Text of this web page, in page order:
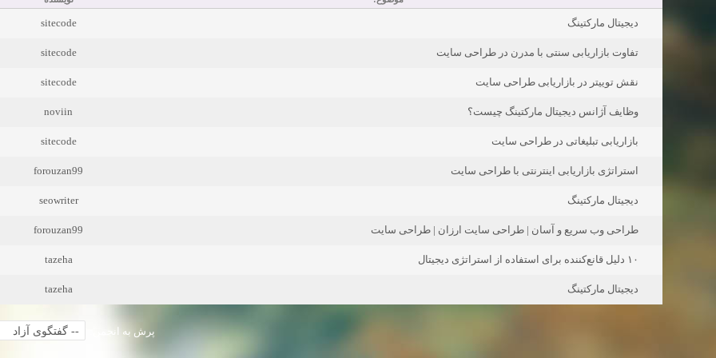
دیجیتال مارکتینگ sitecode
تفاوت بازاریابی سنتی با مدرن در طراحی سایت sitecode
نقش توییتر در بازاریابی طراحی سایت sitecode
وظایف آژانس دیجیتال مارکتینگ چیست؟ noviin
بازاریابی تبلیغاتی در طراحی سایت sitecode
استراتژی بازاریابی اینترنتی با طراحی سایت forouzan99
دیجیتال مارکتینگ seowriter
طراحی وب سریع و آسان | طراحی سایت ارزان | طراحی سایت forouzan99
۱۰ دلیل قانع‌کننده برای استفاده از استراتژی دیجیتال tazeha
دیجیتال مارکتینگ tazeha
پرش به انجمن: